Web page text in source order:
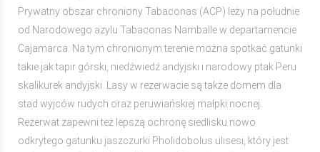
Prywatny obszar chroniony Tabaconas (ACP) leży na południe
od Narodowego azylu Tabaconas Namballe w departamencie
Cajamarca. Na tym chronionym terenie można spotkać gatunki
takie jak tapir górski, niedźwiedź andyjski i narodowy ptak Peru
skalikurek andyjski. Lasy w rezerwacie są także domem dla
stad wyjców rudych oraz peruwiańskiej małpki nocnej.
Rezerwat zapewni też lepszą ochronę siedlisku nowo
odkrytego gatunku jaszczurki Pholidobolus ulisesi, który jest